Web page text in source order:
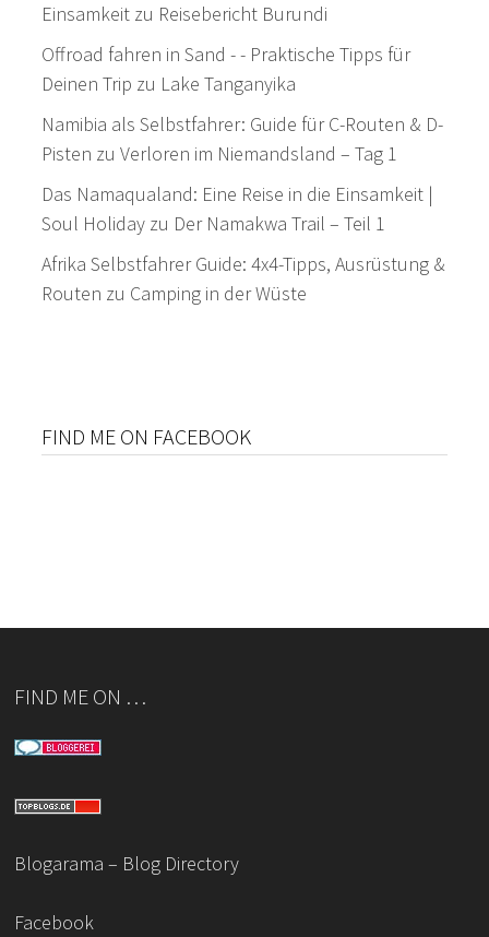
Einsamkeit zu Reisebericht Burundi
Offroad fahren in Sand - - Praktische Tipps für
Deinen Trip zu Lake Tanganyika
Namibia als Selbstfahrer: Guide für C-Routen & D-
Pisten zuVerloren im Niemandsland – Tag 1
Das Namaqualand: Eine Reise in die Einsamkeit |
Soul Holiday zu Der Namakwa Trail – Teil 1
Afrika Selbstfahrer Guide: 4x4-Tipps, Ausrüstung &
Routen zu Camping in der Wüste
FIND ME ON FACEBOOK
FIND ME ON …
Blogarama – Blog Directory
Facebook